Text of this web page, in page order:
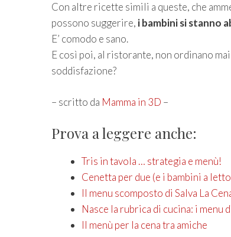
Con altre ricette simili a queste, che
possono suggerire, i bambini si stanno
E’ comodo e sano.
E così poi, al ristorante, non ordinano
soddisfazione?
– scritto da Mamma in 3D –
Prova a leggere anche:
Tris in tavola … strategia e menù!
Cenetta per due (e i bambini a
Il menu scomposto di Salva La
Nasce la rubrica di cucina: i menu
Il menù per la cena tra amiche